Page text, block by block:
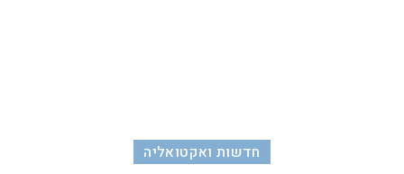
חדשות ואקטואליה